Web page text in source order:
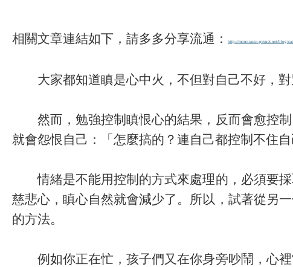
相關文章連結如下，請多多分享流通： http://mouniassn.pixnet.net/blog/
大家都知道瞋是心中火，不但對自己不好，對
然而，勉強控制瞋恨心的結果，反而會愈控制
就會怨恨自己：「怎麼搞的？連自己都控制不住
情緒是不能用控制的方式來處理的，必須要採
慈悲心，瞋心自然就會減少了。所以，試著從另
的方法。
例如你正在忙，孩子們又在你身旁吵鬧，心裡